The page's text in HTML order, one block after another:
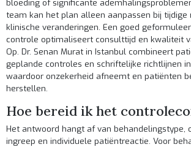
bloeding of significante
team kan het plan alleen aanpassen bij tijdige
klinische veranderingen. Een goed
controle optimaliseert consulttijd en kwaliteit
Op. Dr. Senan Murat in Istanbul combineert
geplande controles en schriftelijke richtlijnen
waardoor onzekerheid afneemt en patiënten
herstellen.
Hoe bereid ik het
Het antwoord hangt af van behandelingstype,
ingreep en individuele patiëntreactie. Voor